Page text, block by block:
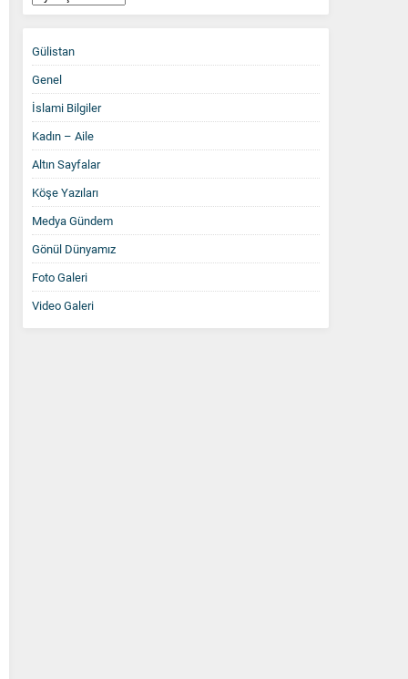
Arşiv
Gülistan
Genel
İslami Bilgiler
Kadın – Aile
Altın Sayfalar
Köşe Yazıları
Medya Gündem
Gönül Dünyamız
Foto Galeri
Video Galeri